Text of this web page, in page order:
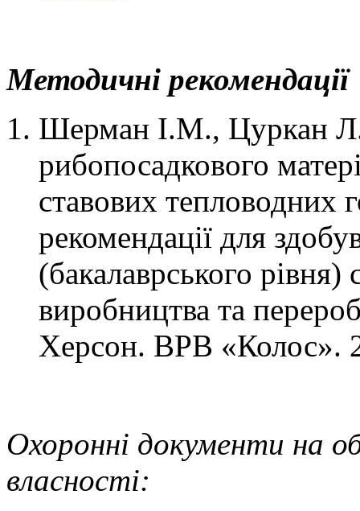
Методичні рекомендації
Шерман І.М., Цуркан
рибопосадкового
ставових тепловодних
рекомендації для
(бакалаврського рівня)
виробництва та
Херсон. ВРВ «Колос».
Охоронні документи на
власності: